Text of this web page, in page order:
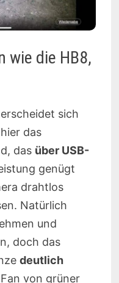
wie die HB8,
sich
das
das über USB-
genügt
drahtlos
Natürlich
und
doch das
deutlich
von grüner